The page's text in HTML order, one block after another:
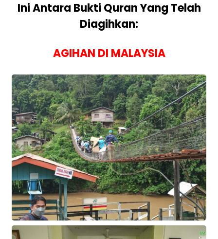
Ini Antara Bukti Quran Yang Telah
Diagihkan:
AGIHAN DI MALAYSIA